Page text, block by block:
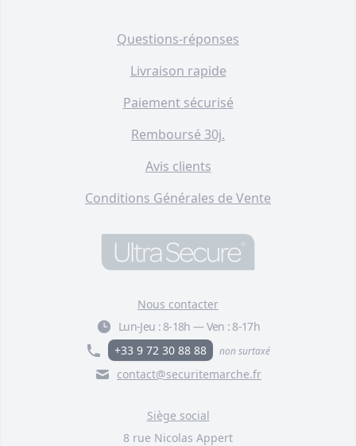
Questions-réponses
Livraison rapide
Paiement sécurisé
Remboursé 30j.
Avis clients
Conditions Générales de Vente
Nous contacter
Lun-Jeu : 8-18h —Ven : 8-17h
+33 9 72 30 88 88
non surtaxé
contact@securitemarche.fr
Siège social
8 rue Nicolas Appert